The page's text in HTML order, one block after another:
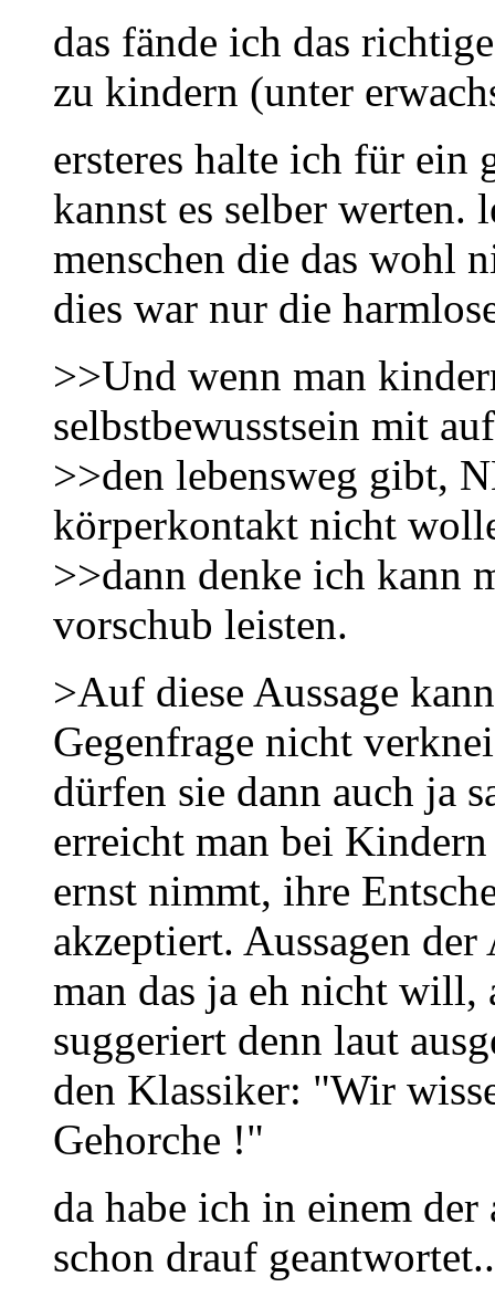
das fände ich das
zu kindern (unter
ersteres halte ich für ein
kannst es selber
menschen die das wohl
dies war nur die
>>Und wenn man
selbstbewusstsein mit auf
>>den lebensweg gibt,
körperkontakt nicht
>>dann denke ich kann
vorschub leisten.
>Auf diese Aussage
Gegenfrage nicht
dürfen sie dann auch ja
erreicht man bei
ernst nimmt, ihre
akzeptiert. Aussagen
man das ja eh nicht will,
suggeriert denn laut
den Klassiker: "Wir
Gehorche !"
da habe ich in einem
schon drauf